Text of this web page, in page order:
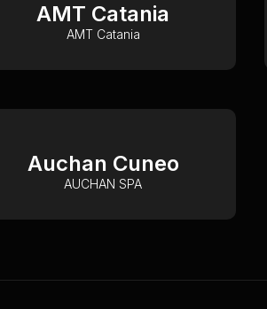
AMT Catania
AMT Catania
Auchan Cuneo
AUCHAN SPA